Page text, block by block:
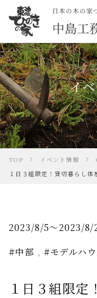
イ
TOP イベント情報
１日３組限定！貸切暮らし体
2023/8/5～2023/8/
#中部 #モデルハ
１日３組限定